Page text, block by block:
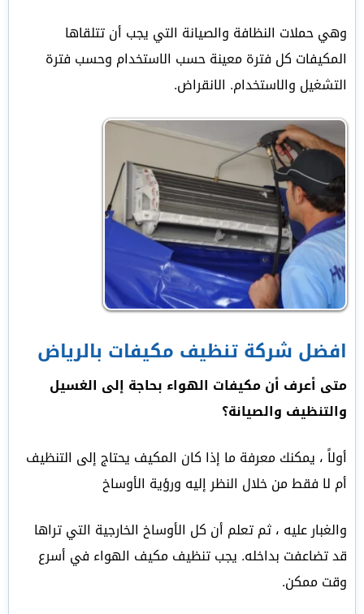
وهي حملات النظافة والصيانة التي يجب أن تتلقاها
المكيفات كل فترة معينة حسب الاستخدام وحسب فترة
التشغيل والاستخدام. الانقراض.
افضل شركة تنظيف مكيفات بالرياض
متى أعرف أن مكيفات الهواء بحاجة إلى الغسيل
والتنظيف والصيانة؟
أولاً ، يمكنك معرفة ما إذا كان المكيف يحتاج إلى التنظيف
أم لا فقط من خلال النظر إليه ورؤية الأوساخ
والغبار عليه ، ثم تعلم أن كل الأوساخ الخارجية التي تراها
قد تضاعفت بداخله. يجب تنظيف مكيف الهواء في أسرع
وقت ممكن.